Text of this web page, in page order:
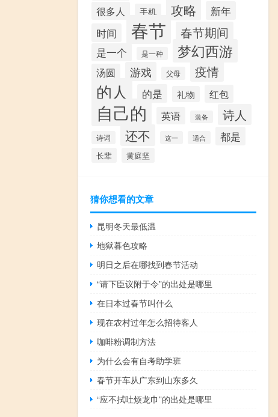
很多人 手机 攻略
新年
时间
春节 春节期间
是一个 是一种 梦幻西游
汤圆 游戏 父母 疫情
的人 的是 礼物 红包
自己的 英语 装备 诗人
诗词 还不 这一 适合 都是
长辈 黄庭坚
猜你想看的文章
昆明冬天最低温
地狱暮色攻略
明日之后在哪找到春节活动
“请下臣议附于令”的出处是哪里
在日本过春节叫什么
现在农村过年怎么招待客人
咖啡粉调制方法
为什么会有自考助学班
春节开车从广东到山东多久
“应不拭吐烦龙巾”的出处是哪里